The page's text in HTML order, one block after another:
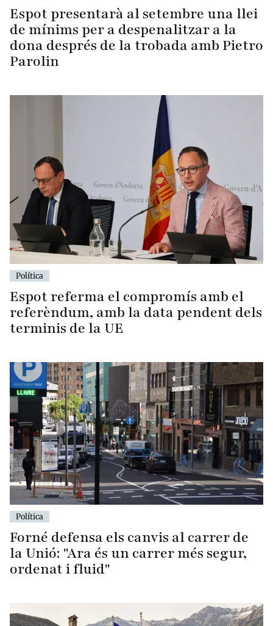
Espot presentarà al setembre una llei
de mínims per a despenalitzar a la
dona després de la trobada amb Pietro
Parolin
Política
Espot referma el compromís amb el
referèndum, amb la data pendent dels
terminis de la UE
Política
Forné defensa els canvis al carrer de
la Unió: "Ara és un carrer més segur,
ordenat i fluid"